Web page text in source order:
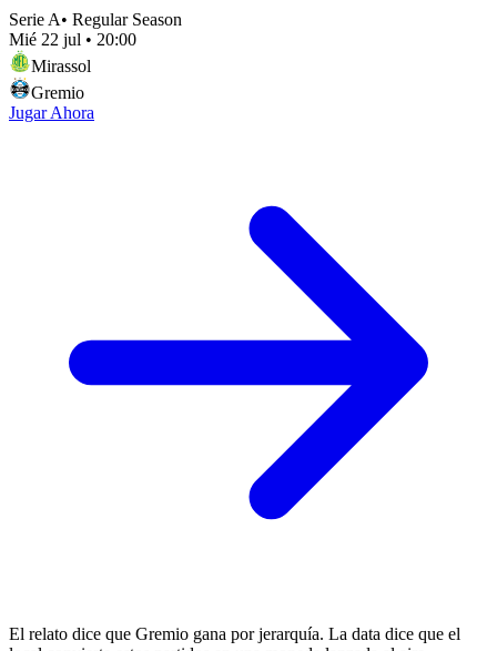
Serie A• Regular Season
Mié 22 jul • 20:00
Mirassol
Gremio
Jugar Ahora
El relato dice que Gremio gana por jerarquía. La data dice que el